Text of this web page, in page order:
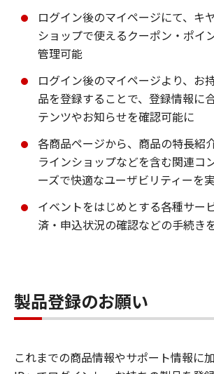
ログイン後のマイページにて、キ
ショップで使えるクーポン・ポイ
管理可能
ログイン後のマイページより、お
品を登録することで、登録情報に
テンツやお知らせを確認可能に
各商品ページから、商品の特長紹
ラインショップなどを含む関連コ
ーズで快適なユーザビリティーを
イベントをはじめとする各種サー
済・申込状況の確認などの手続き
製品登録のお願い
これまでの商品情報やサポート情報に